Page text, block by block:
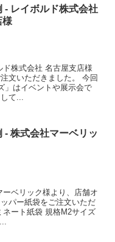
- レイボルド株式会社
様
株式会社 名古屋支店様
文いただきました。 今回
」はイベントや展示会で
て...
- 株式会社マーベリッ
ベリック様より、店舗オ
パー紙袋をご注文いただ
ネート紙袋 規格M2サイズ